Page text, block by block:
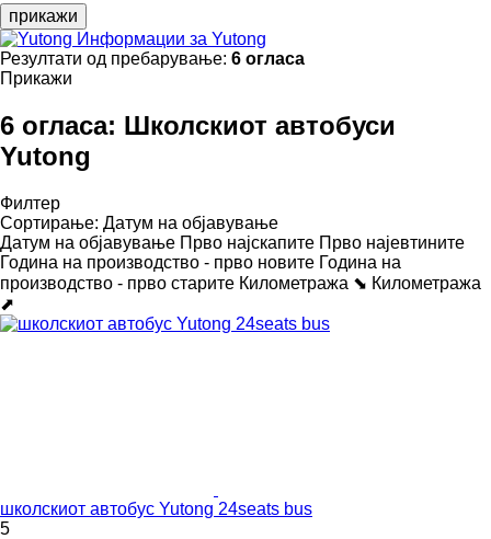
прикажи
Информации за Yutong
Резултати од пребарување: 6 огласа
Прикажи
6 огласа: Школскиот автобуси
Yutong
Филтер
Сортирање: Датум на објавување
Датум на објавување Прво најскапите Прво најевтините
Година на производство - прво новите Година на
производство - прво старите Километража ⬊ Километража
⬈
школскиот автобус Yutong 24seats bus
5